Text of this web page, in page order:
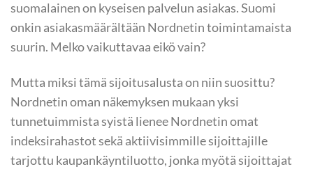
suomalainen on kyseisen palvelun asiakas. Suomi
onkin asiakasmäärältään Nordnetin toimintamaista
suurin. Melko vaikuttavaa eikö vain?
Mutta miksi tämä sijoitusalusta on niin suosittu?
Nordnetin oman näkemyksen mukaan yksi
tunnetuimmista syistä lienee Nordnetin omat
indeksirahastot sekä aktiivisimmille sijoittajille
tarjottu kaupankäyntiluotto, jonka myötä sijoittajat